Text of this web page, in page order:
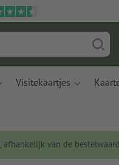
Visitekaartjes
, afhankelijk van de